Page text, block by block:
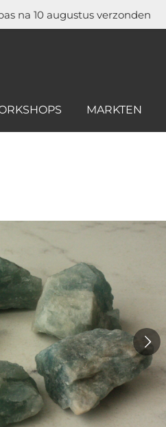
na 10 augustus verzonden
MARKTEN